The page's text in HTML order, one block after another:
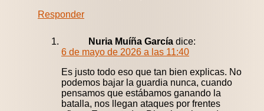
Responder
Nuria Muíña García dice:
6 de mayo de 2026 a las 11:40
Es justo todo eso que tan bien explicas. No
podemos bajar la guardia nunca, cuando
pensamos que estábamos ganando la
batalla, nos llegan ataques por frentes